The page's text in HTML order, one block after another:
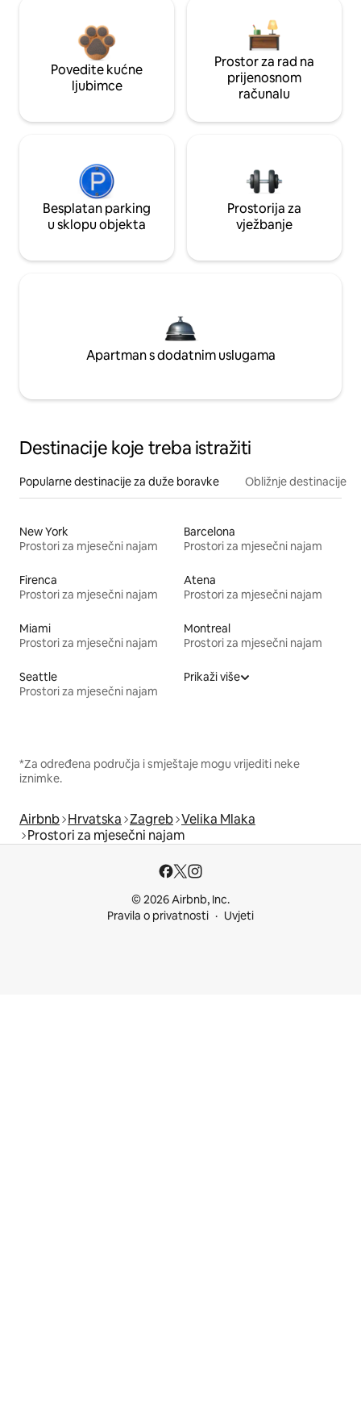
Povedite kućne
ljubimce
Prostor za rad na
prijenosnom
računalu
Besplatan parking
u sklopu objekta
Prostorija za
vježbanje
Apartman s dodatnim uslugama
Destinacije koje treba istražiti
Popularne destinacije za duže boravke Obližnje destinacije
New York
Prostori za mjesečni najam
Barcelona
Prostori za mjesečni najam
Firenca
Prostori za mjesečni najam
Atena
Prostori za mjesečni najam
Miami
Prostori za mjesečni najam
Montreal
Prostori za mjesečni najam
Seattle
Prostori za mjesečni najam
Prikaži više
*Za određena područja i smještaje mogu vrijediti neke
iznimke.
Airbnb Hrvatska Zagreb Velika Mlaka
Prostori za mjesečni najam
© 2026 Airbnb, Inc.
Pravila o privatnosti
Uvjeti